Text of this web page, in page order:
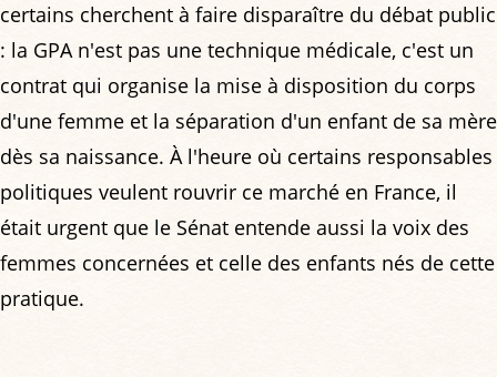
certains cherchent à faire disparaître du débat public
: la GPA n'est pas une technique médicale, c'est un
contrat qui organise la mise à disposition du corps
d'une femme et la séparation d'un enfant de sa mère
dès sa naissance. À l'heure où certains responsables
politiques veulent rouvrir ce marché en France, il
était urgent que le Sénat entende aussi la voix des
femmes concernées et celle des enfants nés de cette
pratique.